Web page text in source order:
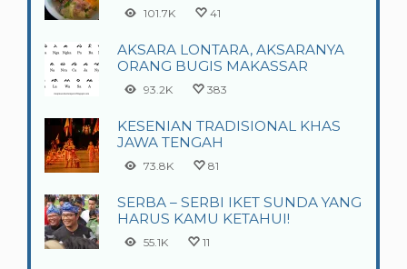
101.7K 41
AKSARA LONTARA, AKSARANYA
ORANG BUGIS MAKASSAR
93.2K 383
KESENIAN TRADISIONAL KHAS
JAWA TENGAH
73.8K 81
SERBA – SERBI IKET SUNDA YANG
HARUS KAMU KETAHUI!
55.1K 11